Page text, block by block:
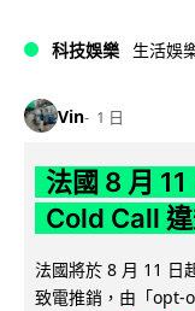
科技娛樂 生活娛
Vin 1 日
法國 8 月
Cold Call
法國將於 8 月 11 日
致電推銷，由「opt-